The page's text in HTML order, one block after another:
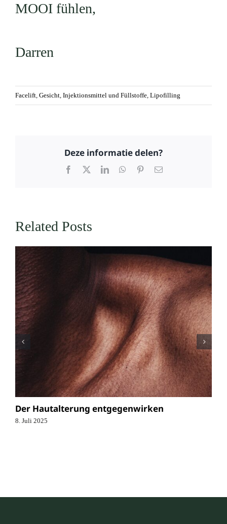
MOOI fühlen,
Darren
Facelift Gesicht Injektionsmittel und Füllstoffe Lipofilling
Deze informatie delen?
Facebook LinkedInWhatsApp
PinterestEmail
Related Posts
Der Hautalterung entgegenwirken
8. Juli 2025